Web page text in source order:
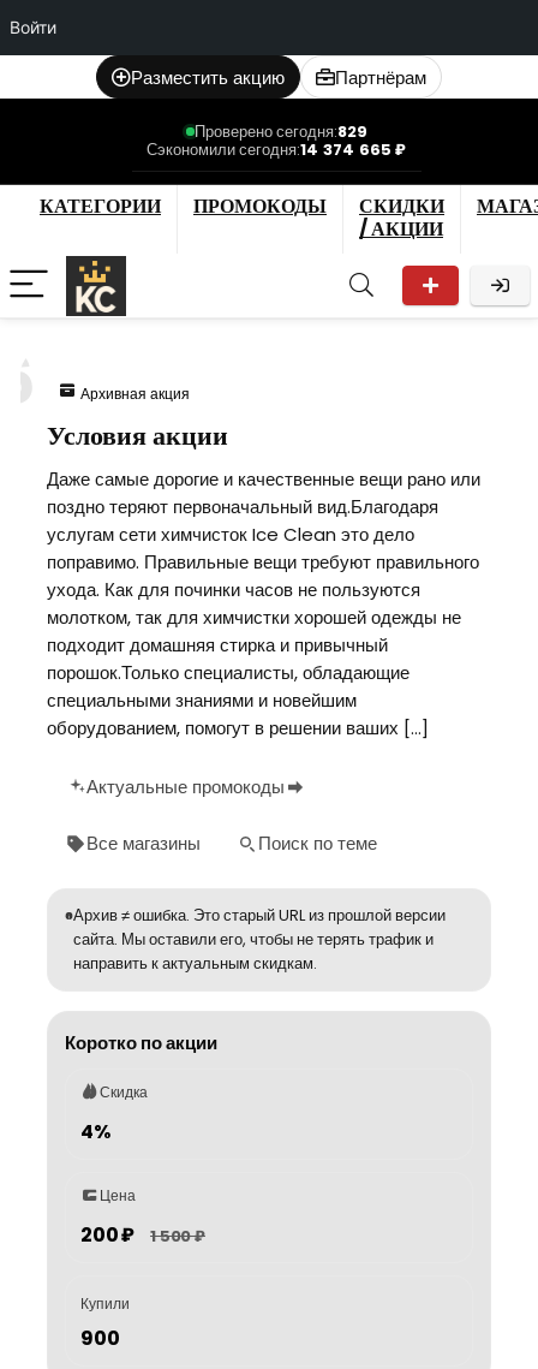
Войти
Разместить акцию Партнёрам
Проверено сегодня:829
Сэкономили сегодня:14 374 665 ₽
КАТЕГОРИИ ПРОМОКОДЫ
СКИДКИ
/ АКЦИИ
Архивная акция
Условия акции
Даже самые дорогие и качественные вещи рано или
поздно теряют первоначальный вид.Благодаря
услугам сети химчисток Ice Clean это дело
поправимо. Правильные вещи требуют правильного
ухода. Как для починки часов не пользуются
молотком, так для химчистки хорошей одежды не
подходит домашняя стирка и привычный
порошок.Только специалисты, обладающие
специальными знаниями и новейшим
оборудованием, помогут в решении ваших […]
Актуальные промокоды
Все магазины Поиск по теме
Архив ≠ ошибка. Это старый URL из прошлой версии
сайта. Мы оставили его, чтобы не терять трафик и
направить к актуальным скидкам.
Коротко по акции
Скидка
4%
Цена
200 ₽ 1 500 ₽
Купили
900